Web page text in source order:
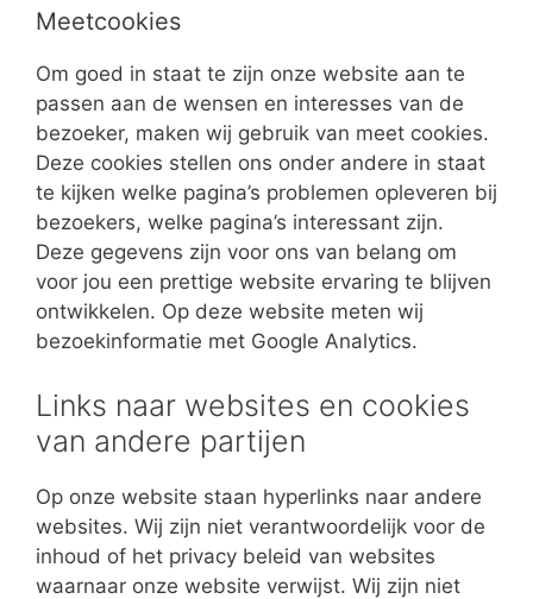
Meetcookies
Om goed in staat te zijn onze website aan te
passen aan de wensen en interesses van de
bezoeker, maken wij gebruik van meet cookies.
Deze cookies stellen ons onder andere in staat
te kijken welke pagina’s problemen opleveren bij
bezoekers, welke pagina’s interessant zijn.
Deze gegevens zijn voor ons van belang om
voor jou een prettige website ervaring te blijven
ontwikkelen. Op deze website meten wij
bezoekinformatie met Google Analytics.
Links naar websites en cookies
van andere partijen
Op onze website staan hyperlinks naar andere
websites. Wij zijn niet verantwoordelijk voor de
inhoud of het privacy beleid van websites
waarnaar onze website verwijst. Wij zijn niet